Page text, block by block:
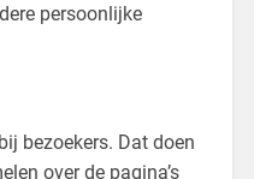
persoonlijke
bezoekers. Dat doen
over de pagina’s